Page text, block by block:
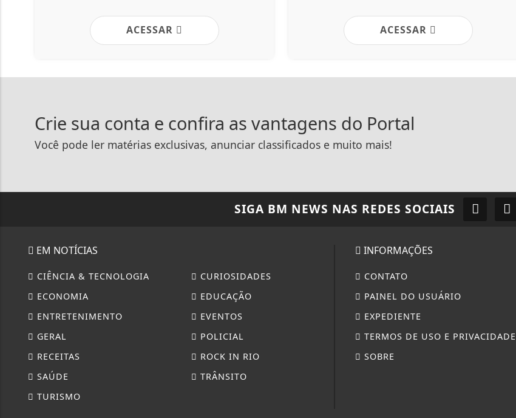
ACESSAR ACESSAR
Crie sua conta e confira as vantagens do Portal
Você pode ler matérias exclusivas, anunciar classificados e muito mais!
SIGA BM NEWS NAS REDES SOCIAIS
EM NOTÍCIAS
CIÊNCIA & TECNOLOGIA
CURIOSIDADES
ECONOMIA
EDUCAÇÃO
ENTRETENIMENTO
EVENTOS
GERAL
POLICIAL
RECEITAS
ROCK IN RIO
SAÚDE
TRÂNSITO
TURISMO
INFORMAÇÕES
CONTATO
PAINEL DO USUÁRIO
EXPEDIENTE
TERMOS DE USO E PRIVACIDADE
SOBRE